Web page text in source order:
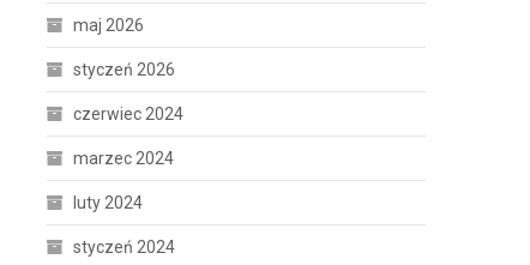
maj 2026
styczeń 2026
czerwiec 2024
marzec 2024
luty 2024
styczeń 2024